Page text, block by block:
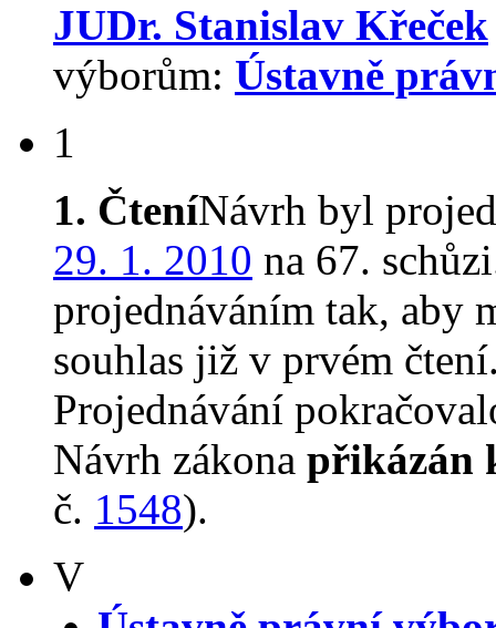
JUDr. Stanislav Křeček
výborům: Ústavně
1
1. ČteníNávrh byl
29. 1. 2010 na 67.
projednáváním tak, aby
souhlas již v prvém
Projednávání
Návrh zákona přikázán
č. 1548).
V